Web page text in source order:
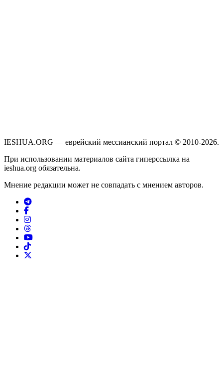
IESHUA.ORG — еврейский мессианский портал © 2010-2026.
При использовании материалов сайта гиперссылка на
ieshua.org обязательна.
Мнение редакции может не совпадать с мнением авторов.